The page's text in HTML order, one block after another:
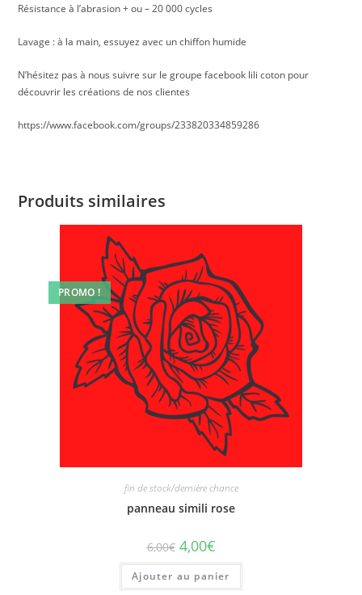
Résistance à l’abrasion + ou – 20 000 cycles
Lavage : à la main, essuyez avec un chiffon humide
N’hésitez pas à nous suivre sur le groupe facebook lili coton pour
découvrir les créations de nos clientes
https://www.facebook.com/groups/233820334859286
Produits similaires
PROMO !
fin de stock/dernière chance
panneau simili rose
6,00€ 4,00€
Ajouter au panier